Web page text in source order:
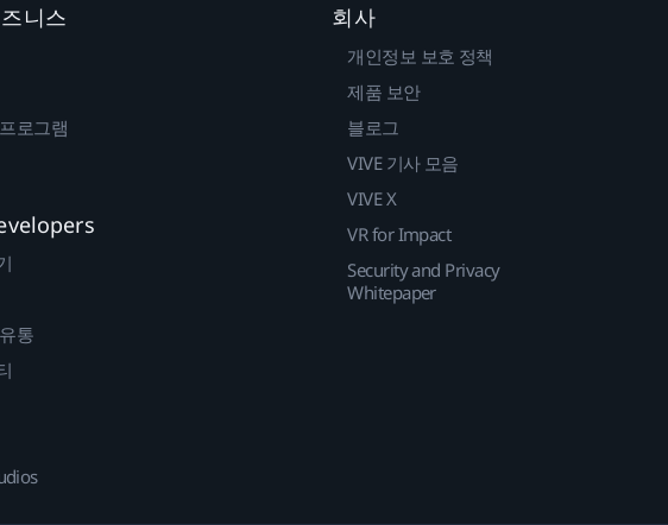
니스
로그램
통
회사
개인정보 보호 정책
제품 보안
블로그
VIVE 기사 모음
VIVE X
VR for Impact
Security and Privacy
Whitepaper